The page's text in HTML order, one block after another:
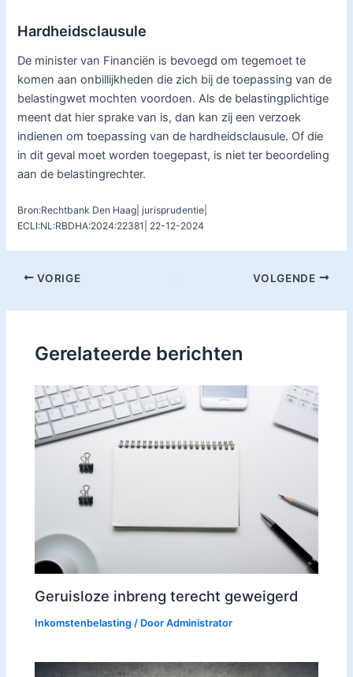
Hardheidsclausule
De minister van Financiën is bevoegd om tegemoet te
komen aan onbillijkheden die zich bij de toepassing van de
belastingwet mochten voordoen. Als de belastingplichtige
meent dat hier sprake van is, dan kan zij een verzoek
indienen om toepassing van de hardheidsclausule. Of die
in dit geval moet worden toegepast, is niet ter beoordeling
aan de belastingrechter.
Bron:Rechtbank Den Haag| jurisprudentie|
ECLI:NL:RBDHA:2024:22381| 22-12-2024
VORIGE VOLGENDE
Gerelateerde berichten
Geruisloze inbreng terecht geweigerd
Inkomstenbelasting / DoorAdministrator